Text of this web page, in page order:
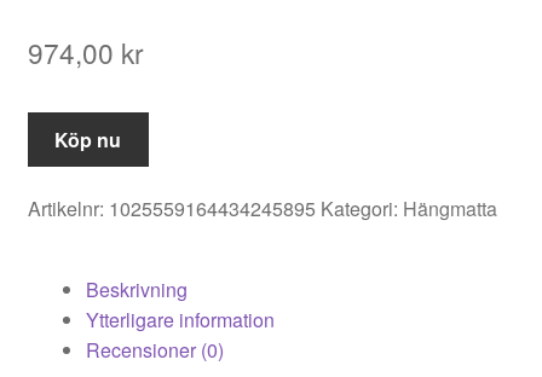
974,00 kr
Köp nu
Artikelnr: 1025559164434245895 Kategori: Hängmatta
Beskrivning
Ytterligare information
Recensioner (0)